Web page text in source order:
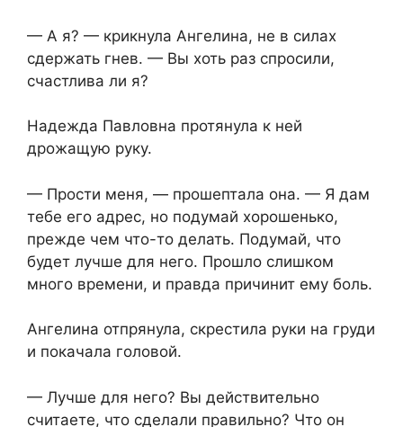
— А я? — крикнула Ангелина, не в силах
сдержать гнев. — Вы хоть раз спросили,
счастлива ли я?
Надежда Павловна протянула к ней
дрожащую руку.
— Прости меня, — прошептала она. — Я дам
тебе его адрес, но подумай хорошенько,
прежде чем что-то делать. Подумай, что
будет лучше для него. Прошло слишком
много времени, и правда причинит ему боль.
Ангелина отпрянула, скрестила руки на груди
и покачала головой.
— Лучше для него? Вы действительно
считаете, что сделали правильно? Что он